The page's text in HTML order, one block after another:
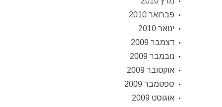
פברואר 2010
ינואר 2010
דצמבר 2009
נובמבר 2009
אוקטובר 2009
ספטמבר 2009
אוגוסט 2009